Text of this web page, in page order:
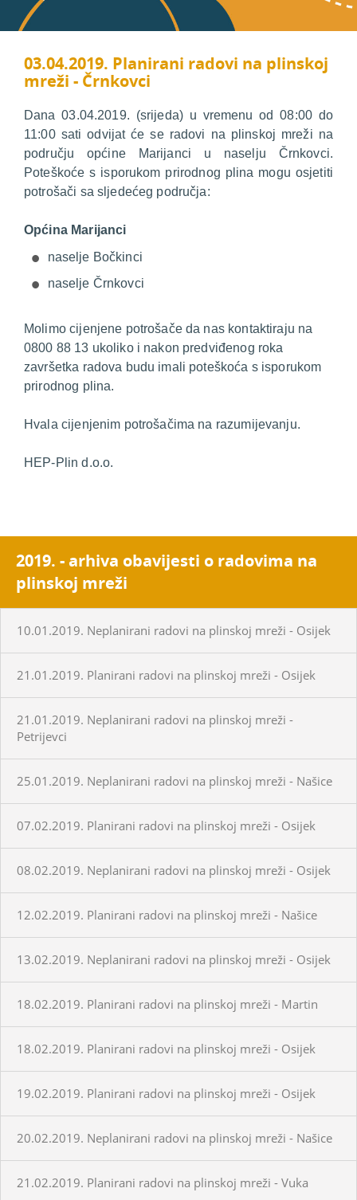
03.04.2019. Planirani radovi na plinskoj
mreži - Črnkovci
Dana 03.04.2019. (srijeda) u vremenu od 08:00 do
11:00 sati odvijat će se radovi na plinskoj mreži na
području općine Marijanci u naselju Črnkovci.
Poteškoće s isporukom prirodnog plina mogu osjetiti
potrošači sa sljedećeg područja:
Općina Marijanci
naselje Bočkinci
naselje Črnkovci
Molimo cijenjene potrošače da nas kontaktiraju na
0800 88 13 ukoliko i nakon predviđenog roka
završetka radova budu imali poteškoća s isporukom
prirodnog plina.
Hvala cijenjenim potrošačima na razumijevanju.
HEP-Plin d.o.o.
2019. - arhiva obavijesti o radovima na
plinskoj mreži
10.01.2019. Neplanirani radovi na plinskoj mreži - Osijek
21.01.2019. Planirani radovi na plinskoj mreži - Osijek
21.01.2019. Neplanirani radovi na plinskoj mreži -
Petrijevci
25.01.2019. Neplanirani radovi na plinskoj mreži - Našice
07.02.2019. Planirani radovi na plinskoj mreži - Osijek
08.02.2019. Neplanirani radovi na plinskoj mreži - Osijek
12.02.2019. Planirani radovi na plinskoj mreži - Našice
13.02.2019. Neplanirani radovi na plinskoj mreži - Osijek
18.02.2019. Planirani radovi na plinskoj mreži - Martin
18.02.2019. Planirani radovi na plinskoj mreži - Osijek
19.02.2019. Planirani radovi na plinskoj mreži - Osijek
20.02.2019. Neplanirani radovi na plinskoj mreži - Našice
21.02.2019. Planirani radovi na plinskoj mreži - Vuka